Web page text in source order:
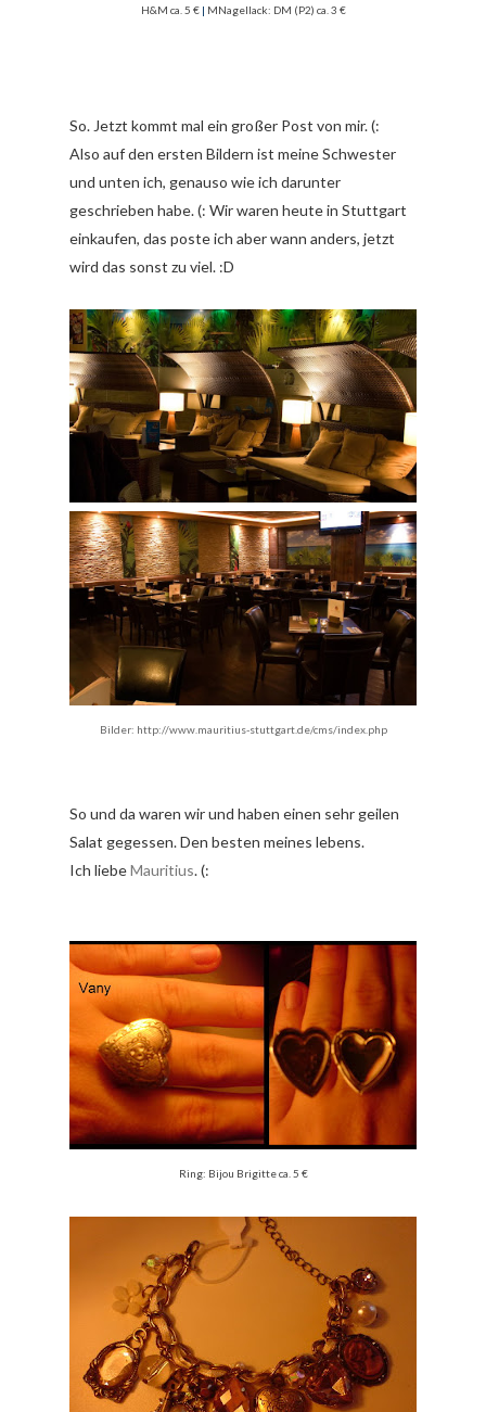
H&M ca. 5 € | MNagellack: DM (P2) ca. 3 €
So. Jetzt kommt mal ein großer Post von mir. (:
Also auf den ersten Bildern ist meine Schwester
und unten ich, genauso wie ich darunter
geschrieben habe. (: Wir waren heute in Stuttgart
einkaufen, das poste ich aber wann anders, jetzt
wird das sonst zu viel. :D
Bilder: http://www.mauritius-stuttgart.de/cms/index.php
So und da waren wir und haben einen sehr geilen
Salat gegessen. Den besten meines lebens.
Ich liebeMauritius. (:
Ring: Bijou Brigitte ca. 5 €